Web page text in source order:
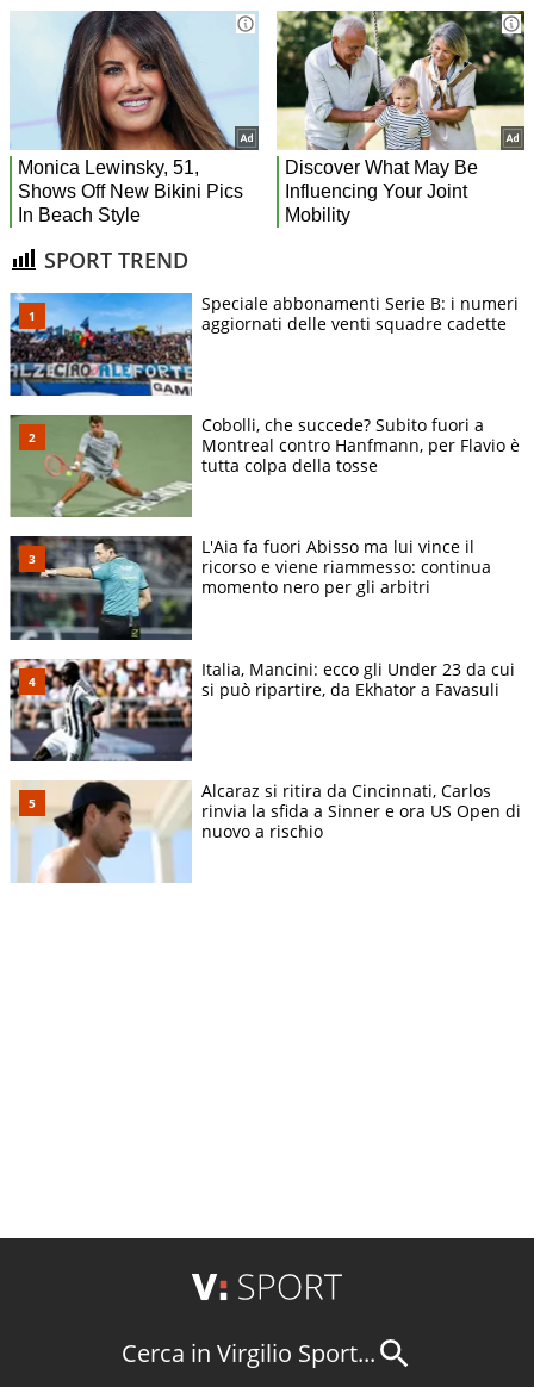
SPORT TREND
Speciale abbonamenti Serie B: i numeri
aggiornati delle venti squadre cadette
Cobolli, che succede? Subito fuori a
Montreal contro Hanfmann, per Flavio è
tutta colpa della tosse
L'Aia fa fuori Abisso ma lui vince il
ricorso e viene riammesso: continua
momento nero per gli arbitri
Italia, Mancini: ecco gli Under 23 da cui
si può ripartire, da Ekhator a Favasuli
Alcaraz si ritira da Cincinnati, Carlos
rinvia la sfida a Sinner e ora US Open di
nuovo a rischio
Cerca in Virgilio Sport...